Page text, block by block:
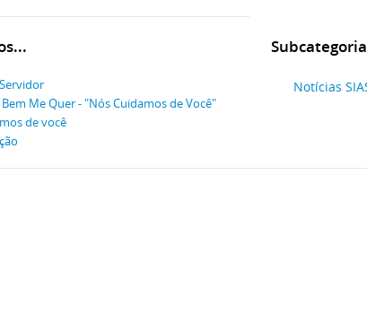
Me Quer - "Nós Cuidamos de Você"
de você
Notícias